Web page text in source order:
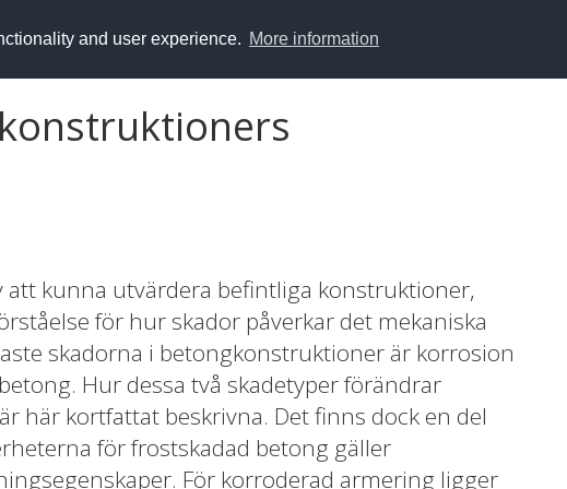
and user experience. More information
att kunna utvärdera befintliga konstruktioner,
för hur skador påverkar det mekaniska
skadorna i betongkonstruktioner är korrosion
Hur dessa två skadetyper förändrar
här kortfattat beskrivna. Det finns dock en del
för frostskadad betong gäller
För korroderad armering ligger